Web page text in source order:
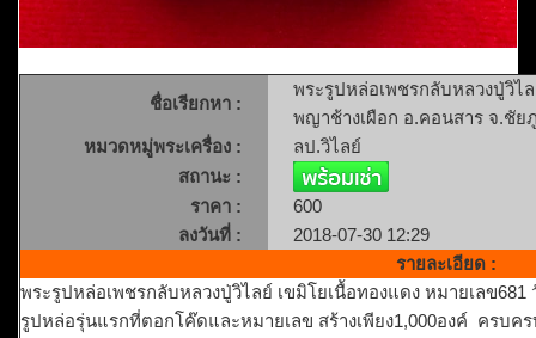
ชื่อเรียกหา :
พระรูปหล่อเพชรกลับหลวงปู่วิไ
พญาช้างเผือก อ.คอนสาร จ.ชัย
หมวดหมู่พระเครื่อง :
ลป.วิไลย์
สถานะ :
ราคา :
600
ลงวันที่ :
2018-07-30 12:29
รายละเอียด :
พระรูปหล่อเพชรกลับหลวงปู่วิไลย์ เขมิโยเนื้อทองแดง หมายเลข
รูปหล่อรุ่นแรกที่ตอกโค๊ดและหมายเลข สร้างเพียง1,000องค์ ครบค